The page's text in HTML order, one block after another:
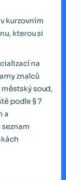
kurzovním
kterou si
na
znalců
soud,
podle § 7
a